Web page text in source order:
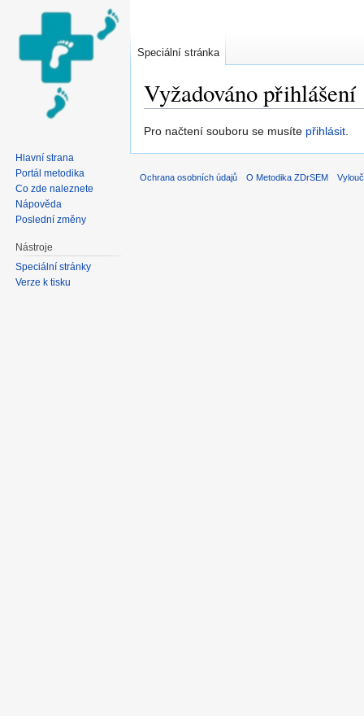
Vyžadováno přihlášení
Pro načtení souboru se musíte přihlásit.
Speciální stránka
Hlavní strana
Portál metodika
Co zde naleznete
Nápověda
Poslední změny
Nástroje
Speciální stránky
Verze k tisku
Ochrana osobních údajů O Metodika ZDrSEM